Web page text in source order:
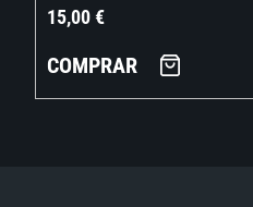
15,00€
COMPRAR